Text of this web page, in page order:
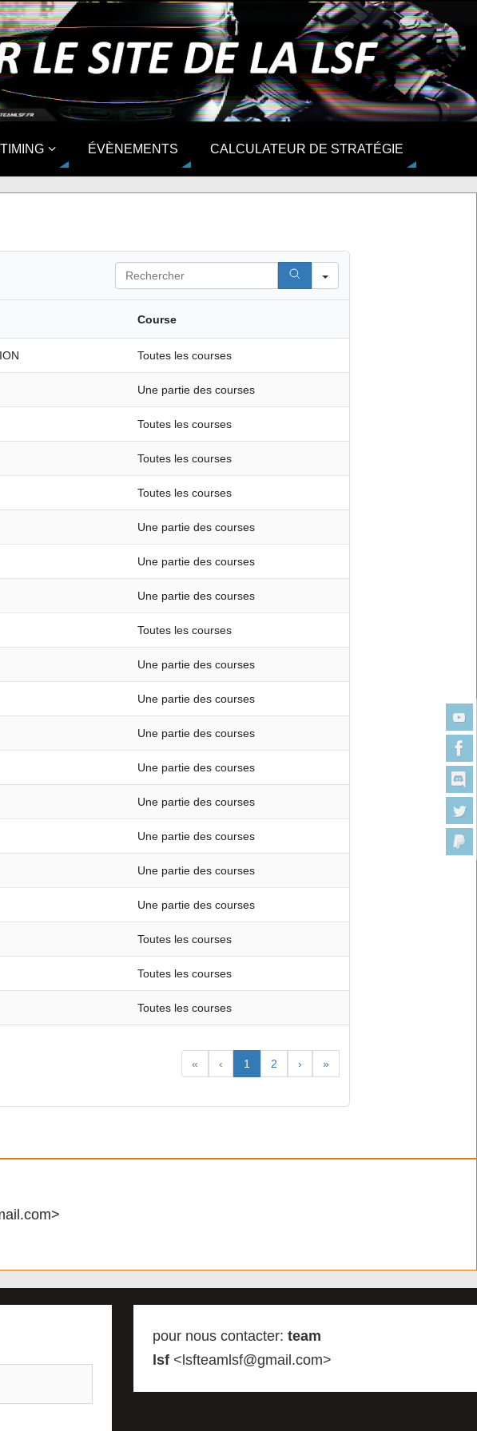
ÉVÈNEMENTS CALCULATEUR DE STRATÉGIE
Search
Course
« ‹ 1 2 › »
Toutes les courses
Une partie des courses
Toutes les courses
Toutes les courses
Toutes les courses
Une partie des courses
Une partie des courses
Une partie des courses
Toutes les courses
Une partie des courses
Une partie des courses
Une partie des courses
Une partie des courses
Une partie des courses
Une partie des courses
Une partie des courses
Une partie des courses
Toutes les courses
Toutes les courses
Toutes les courses
pour nous contacter:team
lsf <lsfteamlsf@gmail.com>